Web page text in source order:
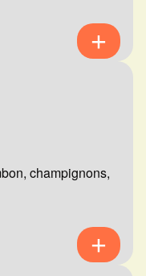
champignons,